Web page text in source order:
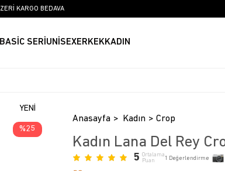
KARGO BEDAVA
BASİC SERİ UNİSEXERKEKKADIN
YENI
ÜRÜN
25
Anasayfa Kadın Crop
Kadın Lana Del Rey
5 Ortalama
Puan
1 Değerlendirme